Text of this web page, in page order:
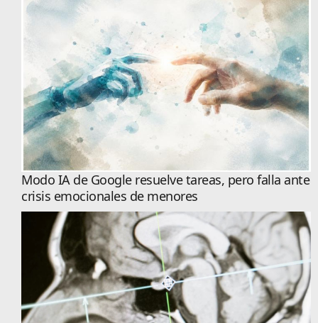
Modo IA de Google resuelve tareas, pero falla ante
crisis emocionales de menores